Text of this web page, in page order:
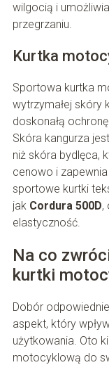
wilgocią i
przegrzaniu.
Kurtka
Sportowa kurtka
wytrzymałej skóry
doskonałą
Skóra kangurza
niż skóra bydlęca,
cenowo i
sportowe kurtki
jak Cordura 500D,
elastyczność.
Na co
kurtki
Dobór
aspekt, który
użytkowania. Oto
motocyklową do